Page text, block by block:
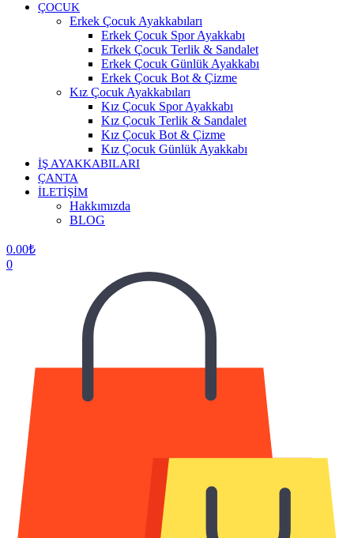
ÇOCUK
Erkek Çocuk Ayakkabıları
Erkek Çocuk Spor Ayakkabı
Erkek Çocuk Terlik & Sandalet
Erkek Çocuk Günlük Ayakkabı
Erkek Çocuk Bot & Çizme
Kız Çocuk Ayakkabıları
Kız Çocuk Spor Ayakkabı
Kız Çocuk Terlik & Sandalet
Kız Çocuk Bot & Çizme
Kız Çocuk Günlük Ayakkabı
İŞ AYAKKABILARI
ÇANTA
İLETİŞİM
Hakkımızda
BLOG
0.00₺
0